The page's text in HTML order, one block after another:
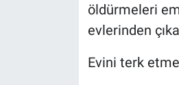
öldürmeleri
evlerinden
Evini terk